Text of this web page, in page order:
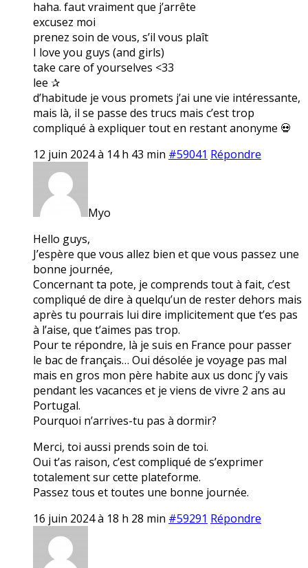
haha. faut vraiment que j’arrête
excusez moi
prenez soin de vous, s’il vous plaît
I love you guys (and girls)
take care of yourselves <33
lee ✰
d’habitude je vous promets j’ai une vie intéressante,
mais là, il se passe des trucs mais c’est trop
compliqué à expliquer tout en restant anonyme 💀
12 juin 2024 à 14 h 43 min #59041 Répondre
Myo
Hello guys,
J’espère que vous allez bien et que vous passez une
bonne journée,
Concernant ta pote, je comprends tout à fait, c’est
compliqué de dire à quelqu’un de rester dehors mais
après tu pourrais lui dire implicitement que t’es pas
à l’aise, que t’aimes pas trop.
Pour te répondre, là je suis en France pour passer
le bac de français… Oui désolée je voyage pas mal
mais en gros mon père habite aux us donc j’y vais
pendant les vacances et je viens de vivre 2 ans au
Portugal.
Pourquoi n’arrives-tu pas à dormir?
Merci, toi aussi prends soin de toi.
Oui t’as raison, c’est compliqué de s’exprimer
totalement sur cette plateforme.
Passez tous et toutes une bonne journée.
16 juin 2024 à 18 h 28 min #59291 Répondre